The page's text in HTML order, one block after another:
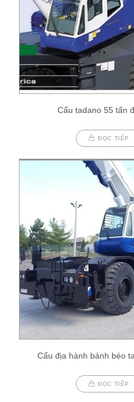
Cẩu tadano 55 tấn
ĐỌC TIẾP
Cẩu địa hành bánh béo
ĐỌC TIẾP